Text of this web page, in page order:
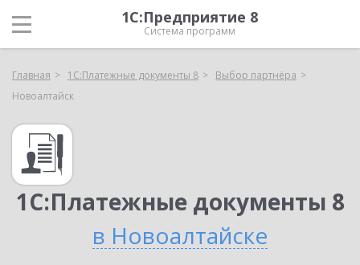
1С:Предприятие 8
Система программ
Главная 1С:Платежные документы 8
Выбор партнёра
Новоалтайск
1С:Платежные документы 8
в Новоалтайске